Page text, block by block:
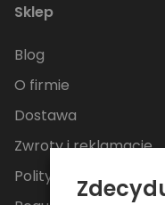
Sklep
Blog
O firmie
Dostawa
Zwroty i reklamacje
Polityka Prywatności